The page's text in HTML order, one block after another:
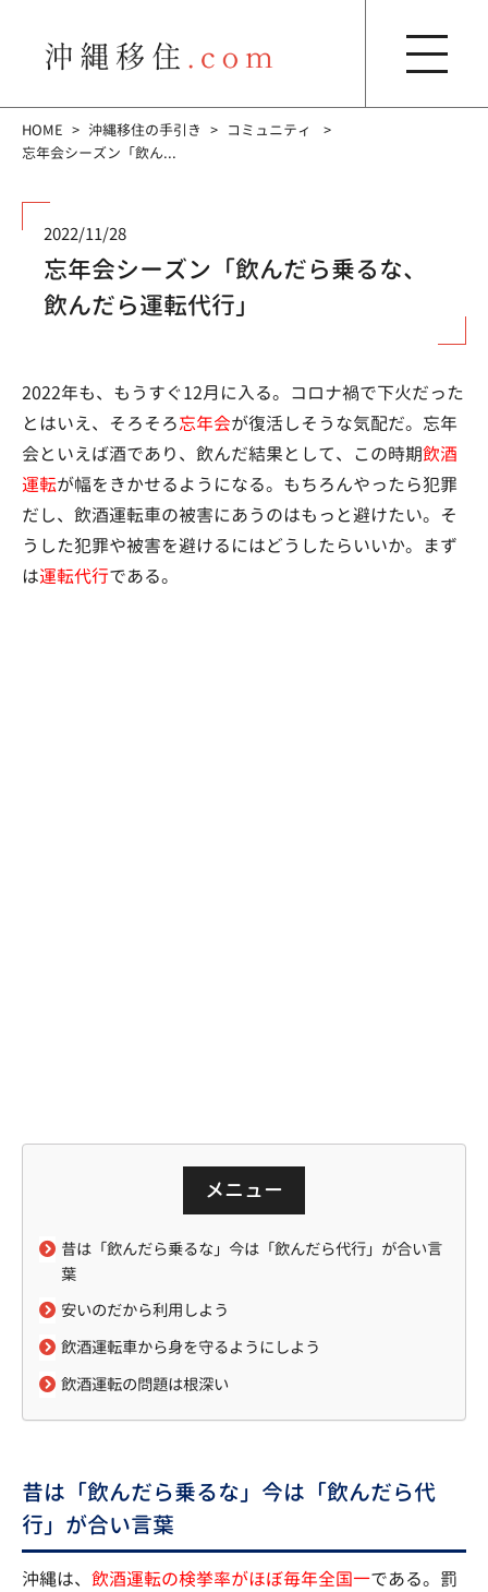
HOME 沖縄移住の手引き
コミュニティ
忘年会シーズン「飲ん...
2022/11/28
忘年会シーズン「飲んだら乗るな、
飲んだら運転代行」
2022年も、もうすぐ12月に入る。コロナ禍で下火だった
とはいえ、そろそろ忘年会が復活しそうな気配だ。忘年
会といえば酒であり、飲んだ結果として、この時期飲酒
運転が幅をきかせるようになる。もちろんやったら犯罪
だし、飲酒運転車の被害にあうのはもっと避けたい。そ
うした犯罪や被害を避けるにはどうしたらいいか。まず
は運転代行である。
メニュー
昔は「飲んだら乗るな」今は「飲んだら代行」が合い言
葉
安いのだから利用しよう
飲酒運転車から身を守るようにしよう
飲酒運転の問題は根深い
昔は「飲んだら乗るな」今は「飲んだら代
行」が合い言葉
沖縄は、 飲酒運転の検挙率がほぼ毎年全国一である。罰